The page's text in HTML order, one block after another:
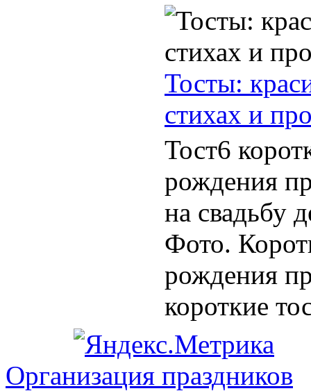
Тосты:
стихах и
Тост6
рождения
на свадьбу
Фото.
рождения
короткие
Организация праздников